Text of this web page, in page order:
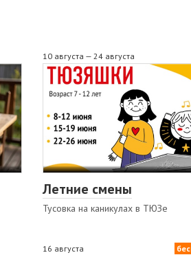
10 августа — 24 августа
Летние смены
Тусовка на каникулах в ТЮЗе
16 августа